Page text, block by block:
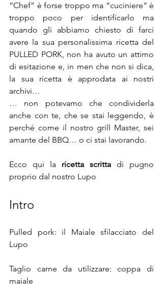
“Chef” è forse troppo ma “cuciniere” è
troppo poco per identificarlo ma
quando gli abbiamo chiesto di farci
avere la sua personalissima ricetta del
PULLED PORK, non ha avuto un attimo
di esitazione e, in men che non si dica,
la sua ricetta è approdata ai nostri
archivi…
… non potevamo che condividerla
anche con te, che se stai leggendo, è
perché come il nostro grill Master, sei
amante del BBQ… o ci stai lavorando.
Ecco qui la ricetta scritta di pugno
proprio dal nostro Lupo
Intro
Pulled pork: il Maiale sfilacciato del
Lupo
Taglio carne da utilizzare: coppa di
maiale